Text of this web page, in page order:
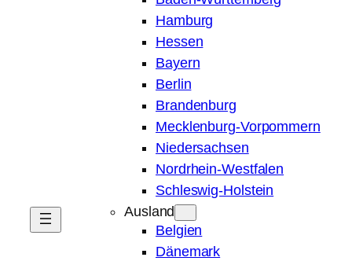
Hamburg
Hessen
Bayern
Berlin
Brandenburg
Mecklenburg-Vorpommern
Niedersachsen
Nordrhein-Westfalen
Schleswig-Holstein
Ausland
Belgien
Dänemark